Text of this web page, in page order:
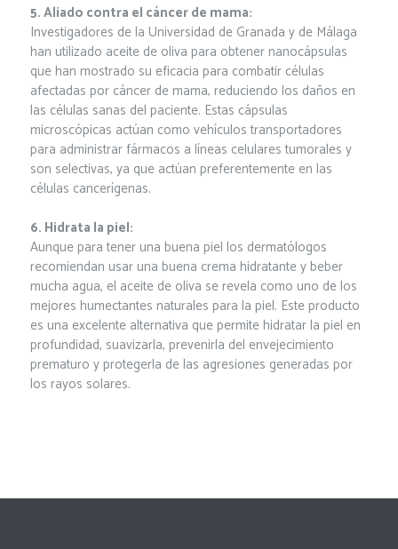
5. Aliado contra el cáncer de mama:
Investigadores de la Universidad de Granada y de Málaga
han utilizado aceite de oliva para obtener nanocápsulas
que han mostrado su eficacia para combatir células
afectadas por cáncer de mama, reduciendo los daños en
las células sanas del paciente. Estas cápsulas
microscópicas actúan como vehículos transportadores
para administrar fármacos a líneas celulares tumorales y
son selectivas, ya que actúan preferentemente en las
células cancerígenas.
6. Hidrata la piel:
Aunque para tener una buena piel los dermatólogos
recomiendan usar una buena crema hidratante y beber
mucha agua, el aceite de oliva se revela como uno de los
mejores humectantes naturales para la piel. Este producto
es una excelente alternativa que permite hidratar la piel en
profundidad, suavizarla, prevenirla del envejecimiento
prematuro y protegerla de las agresiones generadas por
los rayos solares.